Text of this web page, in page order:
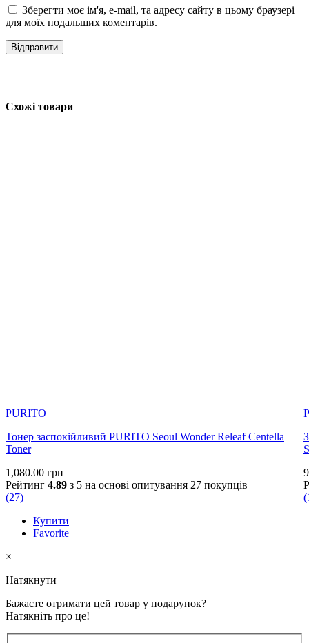
Зберегти моє ім'я, e-mail, та адресу сайту в цьому браузері
для моїх подальших коментарів.
Схожі товари
PURITO
Тонер заспокійливий PURITO Seoul Wonder Releaf Centella
Toner
1,080.00 грн
Рейтинг 4.89 з 5 на основі опитування 27 покупців
(27)
Купити
Favorite
(
×
Натякнути
Бажаєте отримати цей товар у подарунок?
Натякніть про це!